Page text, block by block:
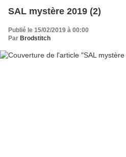
SAL mystère 2019 (2)
Publié le 15/02/2019 à 00:00
Par Brodstitch